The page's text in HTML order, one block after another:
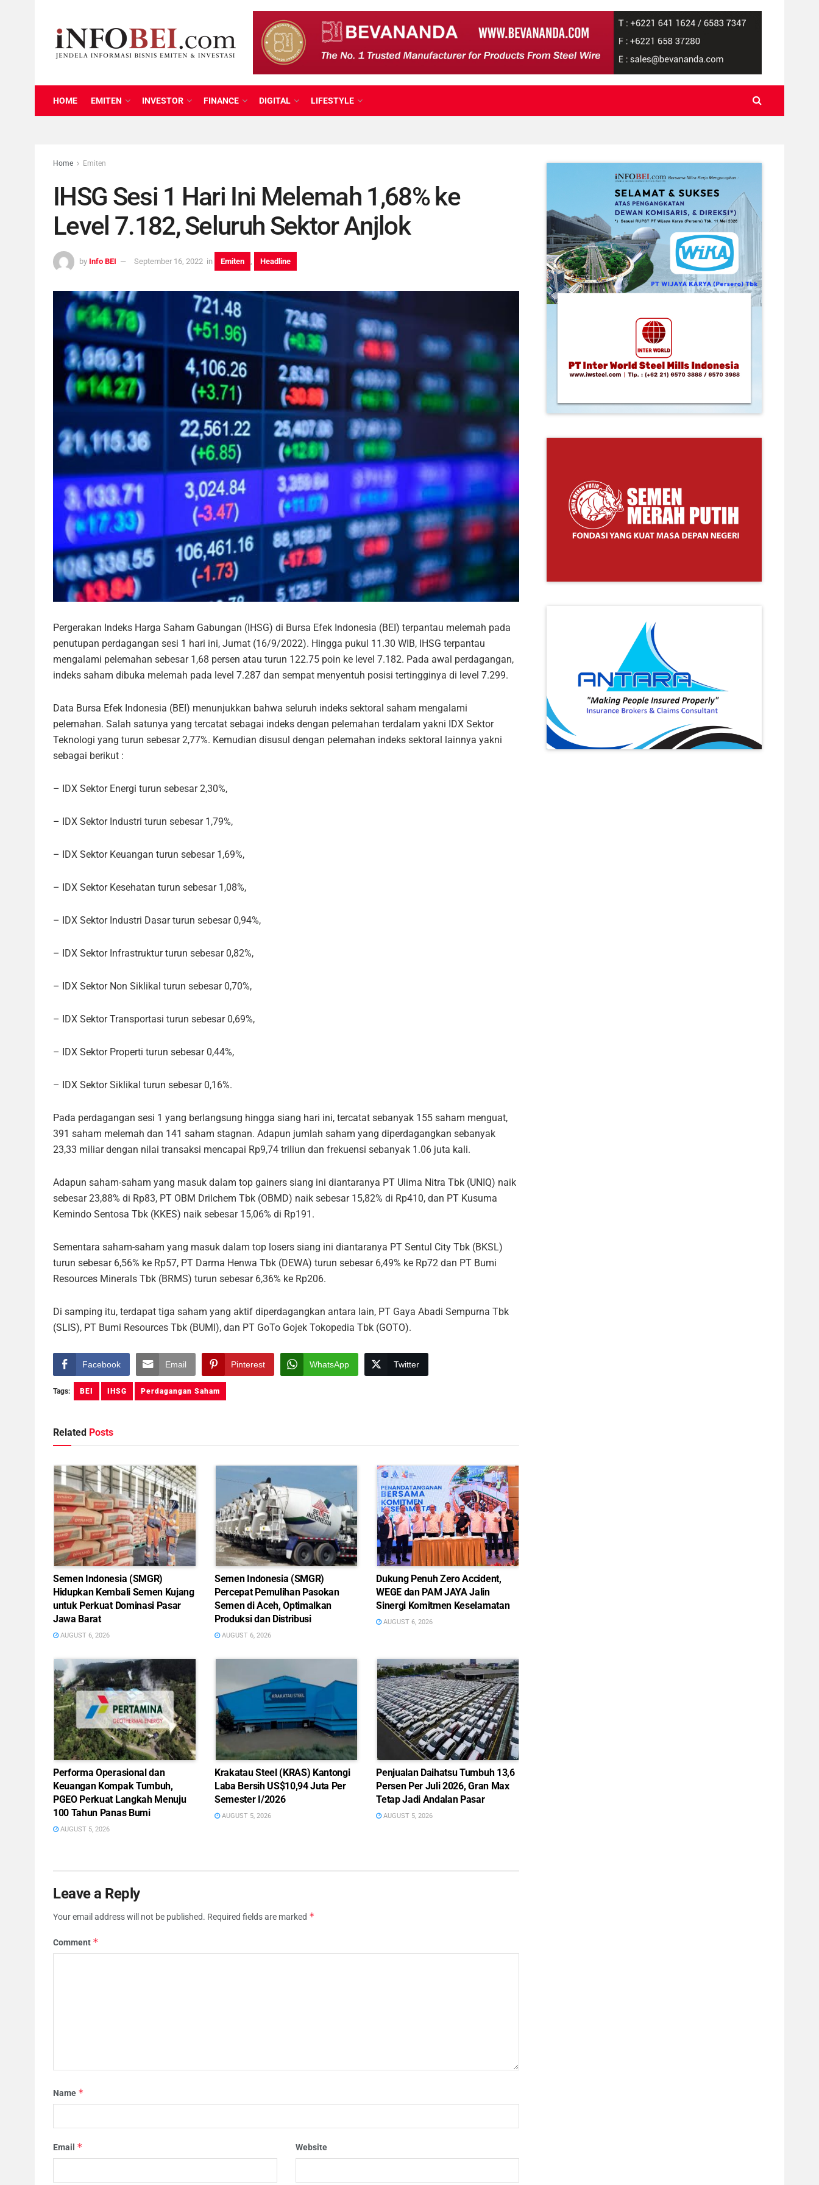
HOME EMITEN INVESTOR FINANCE DIGITAL LIFESTYLE
Home Emiten
IHSG Sesi 1 Hari Ini Melemah 1,68% ke
Level 7.182, Seluruh Sektor Anjlok
by Info BEI September 16, 2022 in Emiten Headline
Pergerakan Indeks Harga Saham Gabungan (IHSG) di Bursa Efek Indonesia (BEI) terpantau melemah pada
penutupan perdagangan sesi 1 hari ini, Jumat (16/9/2022). Hingga pukul 11.30 WIB, IHSG terpantau
mengalami pelemahan sebesar 1,68 persen atau turun 122.75 poin ke level 7.182. Pada awal perdagangan,
indeks saham dibuka melemah pada level 7.287 dan sempat menyentuh posisi tertingginya di level 7.299.
Data Bursa Efek Indonesia (BEI) menunjukkan bahwa seluruh indeks sektoral saham mengalami
pelemahan. Salah satunya yang tercatat sebagai indeks dengan pelemahan terdalam yakni IDX Sektor
Teknologi yang turun sebesar 2,77%. Kemudian disusul dengan pelemahan indeks sektoral lainnya yakni
sebagai berikut :
– IDX Sektor Energi turun sebesar 2,30%,
– IDX Sektor Industri turun sebesar 1,79%,
– IDX Sektor Keuangan turun sebesar 1,69%,
– IDX Sektor Kesehatan turun sebesar 1,08%,
– IDX Sektor Industri Dasar turun sebesar 0,94%,
– IDX Sektor Infrastruktur turun sebesar 0,82%,
– IDX Sektor Non Siklikal turun sebesar 0,70%,
– IDX Sektor Transportasi turun sebesar 0,69%,
– IDX Sektor Properti turun sebesar 0,44%,
– IDX Sektor Siklikal turun sebesar 0,16%.
Pada perdagangan sesi 1 yang berlangsung hingga siang hari ini, tercatat sebanyak 155 saham menguat,
391 saham melemah dan 141 saham stagnan. Adapun jumlah saham yang diperdagangkan sebanyak
23,33 miliar dengan nilai transaksi mencapai Rp9,74 triliun dan frekuensi sebanyak 1.06 juta kali.
Adapun saham-saham yang masuk dalam top gainers siang ini diantaranya PT Ulima Nitra Tbk (UNIQ) naik
sebesar 23,88% di Rp83, PT OBM Drilchem Tbk (OBMD) naik sebesar 15,82% di Rp410, dan PT Kusuma
Kemindo Sentosa Tbk (KKES) naik sebesar 15,06% di Rp191.
Sementara saham-saham yang masuk dalam top losers siang ini diantaranya PT Sentul City Tbk (BKSL)
turun sebesar 6,56% ke Rp57, PT Darma Henwa Tbk (DEWA) turun sebesar 6,49% ke Rp72 dan PT Bumi
Resources Minerals Tbk (BRMS) turun sebesar 6,36% ke Rp206.
Di samping itu, terdapat tiga saham yang aktif diperdagangkan antara lain, PT Gaya Abadi Sempurna Tbk
(SLIS), PT Bumi Resources Tbk (BUMI), dan PT GoTo Gojek Tokopedia Tbk (GOTO).
Facebook Email Pinterest WhatsApp Twitter
Tags: BEI IHSG Perdagangan Saham
Related Posts
Semen Indonesia (SMGR)
Hidupkan Kembali Semen Kujang
untuk Perkuat Dominasi Pasar
Jawa Barat
AUGUST 6, 2026
Semen Indonesia (SMGR)
Percepat Pemulihan Pasokan
Semen di Aceh, Optimalkan
Produksi dan Distribusi
AUGUST 6, 2026
Dukung Penuh Zero Accident,
WEGE dan PAM JAYA Jalin
Sinergi Komitmen Keselamatan
AUGUST 6, 2026
Performa Operasional dan
Keuangan Kompak Tumbuh,
PGEO Perkuat Langkah Menuju
100 Tahun Panas Bumi
AUGUST 5, 2026
Krakatau Steel (KRAS) Kantongi
Laba Bersih US$10,94 Juta Per
Semester I/2026
AUGUST 5, 2026
Penjualan Daihatsu Tumbuh 13,6
Persen Per Juli 2026, Gran Max
Tetap Jadi Andalan Pasar
AUGUST 5, 2026
Leave a Reply
Your email address will not be published. Required fields are marked *
Comment *
Name *
Email * Website